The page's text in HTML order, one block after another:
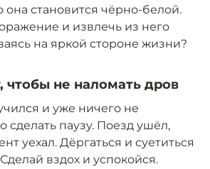
она становится чёрно-белой.
и извлечь из него
на яркой стороне жизни?
чтобы не наломать дров
и уже ничего не
сделать паузу. Поезд ушёл,
уехал. Дёргаться и суетиться
вздох и успокойся.